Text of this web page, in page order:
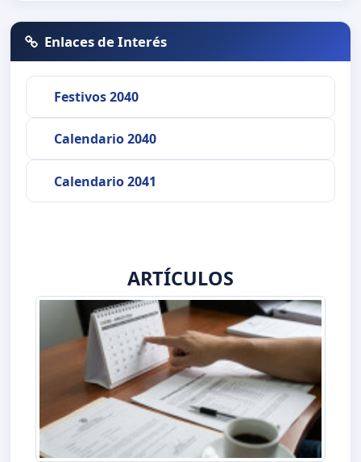
Enlaces de Interés
Festivos 2040
Calendario 2040
Calendario 2041
ARTÍCULOS